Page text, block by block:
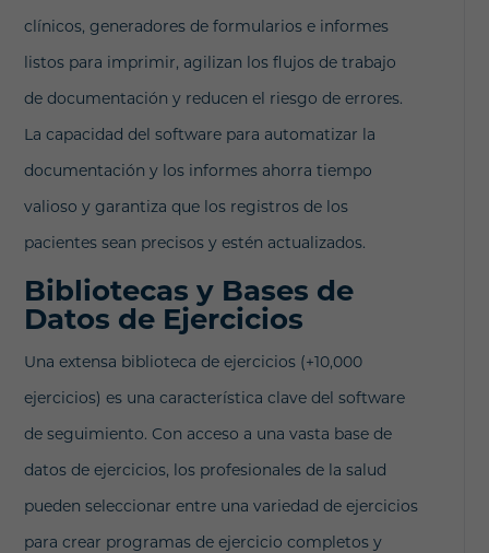
clínicos, generadores de formularios e informes
listos para imprimir, agilizan los flujos de trabajo
de documentación y reducen el riesgo de errores.
La capacidad del software para automatizar la
documentación y los informes ahorra tiempo
valioso y garantiza que los registros de los
pacientes sean precisos y estén actualizados.
Bibliotecas y Bases de
Datos de Ejercicios
Una extensa biblioteca de ejercicios (+10,000
ejercicios) es una característica clave del software
de seguimiento. Con acceso a una vasta base de
datos de ejercicios, los profesionales de la salud
pueden seleccionar entre una variedad de ejercicios
para crear programas de ejercicio completos y